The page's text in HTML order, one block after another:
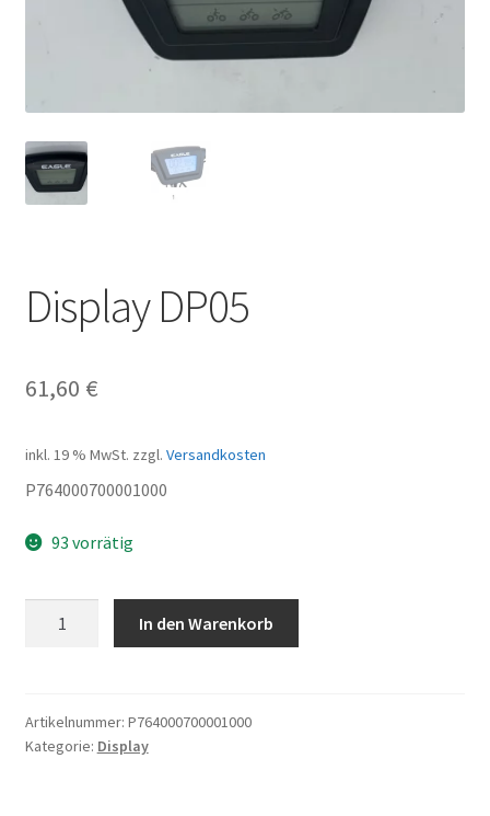
Display DP05
61,60 €
inkl. 19 % MwSt. zzgl. Versandkosten
P764000700001000
93 vorrätig
In den Warenkorb
Artikelnummer: P764000700001000
Kategorie: Display